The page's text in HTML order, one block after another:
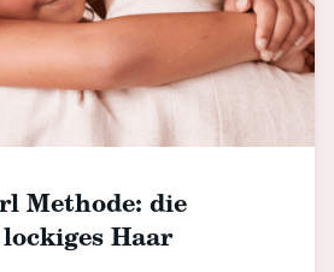
Methode: die
Haar